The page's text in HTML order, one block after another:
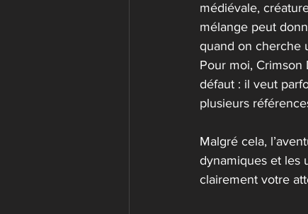
médiévale,
mélange peut
quand on cherche
Pour moi, Crimson
défaut : il veut
plusieurs
Malgré cela,
dynamiques et les
clairement votre